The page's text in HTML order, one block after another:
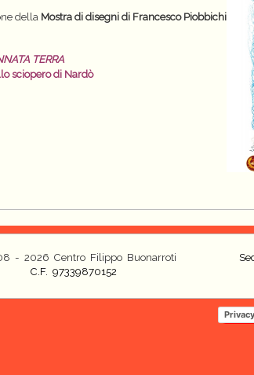
dellaMostra di disegni di Francesco Piobbichi
TERRA
sciopero di Nardò
- 2026 Centro Filippo Buonarroti
C.F. 97339870152